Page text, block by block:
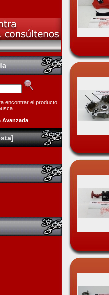
encontrar el producto
Avanzada